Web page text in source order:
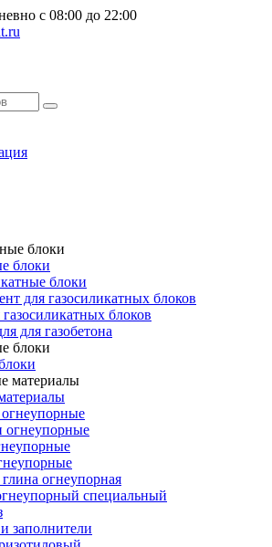
с 08:00 до 22:00
блоки
блоки
для газосиликатных блоков
блоков
для газобетона
огнеупорная
специальный
заполнители